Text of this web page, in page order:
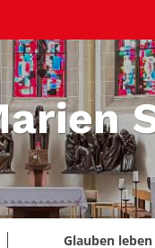
Glauben leben